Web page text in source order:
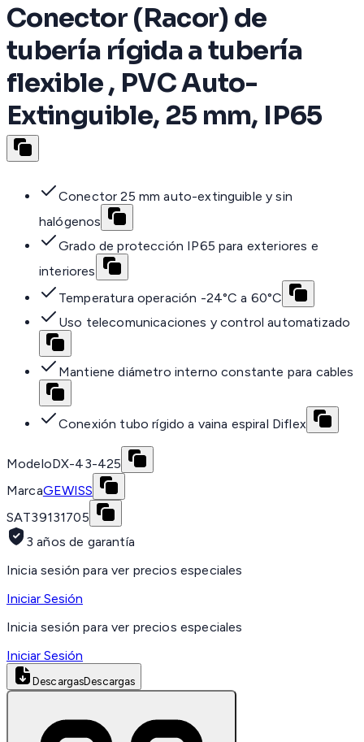
Conector (Racor) de
tubería rígida a tubería
flexible , PVC Auto-
Extinguible, 25 mm, IP65
Conector 25 mm auto-extinguible y sin
halógenos
Grado de protección IP65 para exteriores e
interiores
Temperatura operación -24°C a 60°C
Uso telecomunicaciones y control automatizado
Mantiene diámetro interno constante para cables
Conexión tubo rígido a vaina espiral Diflex
ModeloDX-43-425
MarcaGEWISS
SAT39131705
3 años de garantía
Inicia sesión para ver precios especiales
Iniciar Sesión
Inicia sesión para ver precios especiales
Iniciar Sesión
DescargasDescargas